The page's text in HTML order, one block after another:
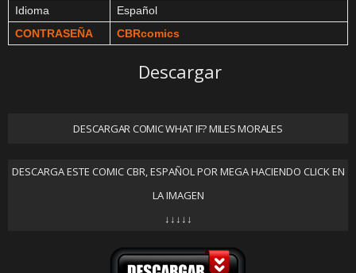
Idioma
Español
CONTRASEÑA
CBRcomics
Descargar
DESCARGAR COMIC WHAT IF? MILES MORALES
DESCARGA ESTE COMIC CBR, ESPAÑOL POR MEGA HACIENDO CLICK EN
LA IMAGEN
↓↓↓↓↓